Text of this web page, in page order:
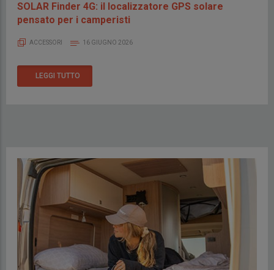
SOLAR Finder 4G: il localizzatore GPS solare
pensato per i camperisti
ACCESSORI 16 GIUGNO 2026
LEGGI TUTTO